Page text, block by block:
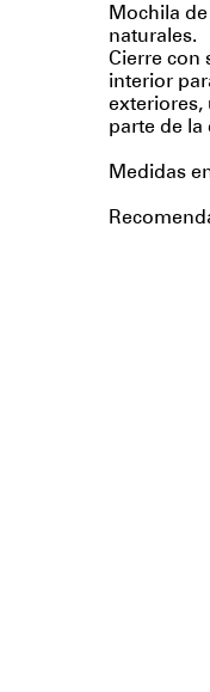
Mochila
naturales.
Cierre con
interior
exteriores,
parte de la
Medidas